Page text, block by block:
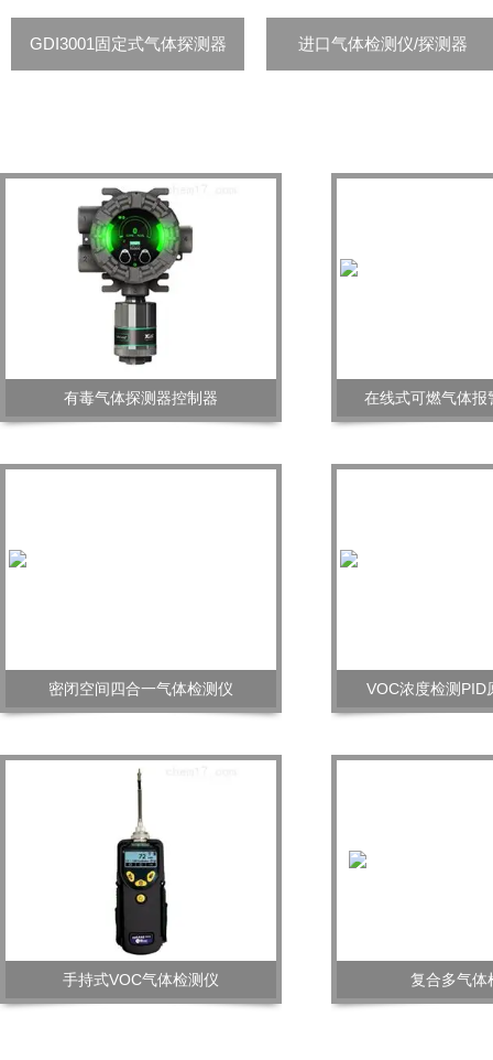
GDI3001固定式气体探测器 进口气体检测仪/探测器
有毒气体探测器控制器 在线式可燃气体报
密闭空间四合一气体检测仪 VOC浓度检测PID
手持式VOC气体检测仪 复合多气体